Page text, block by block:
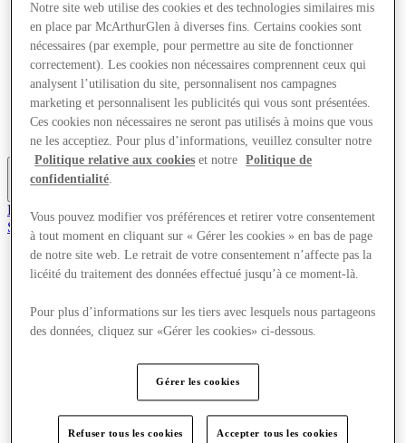
Magasins
Offres
Planifiez votre visite
Quoi de neuf
Mangez et buvez
Services
Cartes cadeaux
Carte du Centre
Rejoignez le Club
Sauvé
fr
Magasins
Planifiez votre visite
Quoi de neuf
Mangez et buvez
Plus
Notre site web utilise des cookies et des technologies similaires mis
en place par McArthurGlen à diverses fins. Certains cookies sont
nécessaires (par exemple, pour permettre au site de fonctionner
correctement). Les cookies non nécessaires comprennent ceux qui
analysent l’utilisation du site, personnalisent nos campagnes
marketing et personnalisent les publicités qui vous sont présentées.
Ces cookies non nécessaires ne seront pas utilisés à moins que vous
ne les acceptiez. Pour plus d’informations, veuillez consulter notre
Politique relative aux cookies et notre
Politique de
confidentialité.
Vous pouvez modifier vos préférences et retirer votre consentement
à tout moment en cliquant sur « Gérer les cookies » en bas de page
de notre site web. Le retrait de votre consentement n’affecte pas la
licéité du traitement des données effectué jusqu’à ce moment-là.
Pour plus d’informations sur les tiers avec lesquels nous partageons
des données, cliquez sur «Gérer les cookies» ci-dessous.
Gérer les cookies
Refuser tous les cookies Accepter tous les cookies